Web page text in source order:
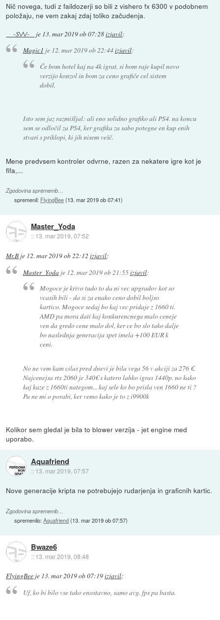
Nič novega, tudi z faildozerji so bili z vishero fx 6300 v podobnem
položaju, ne vem zakaj zdaj toliko začudenja.
-S\/\/- je 13. mar 2019 ob 07:28izjavil:
Magic1 je 12. mar 2019 ob 22:44izjavil:
Če bom hotel kaj na 4k igrat, si bom raje kupil novo
verzijo konzol in bom za ceno grafiče cel sistem
dobil.
Isto sem jaz razmišljal: ali eno solidno grafiko ali PS4. na koncu
sem se odločil za PS4, ker grafika za sabo potegne en kup enih
stvari s priklopi, ki jih nisem vešč.
Mene predvsem kontroler odvrne, razen za nekatere igre kot je
fifa,...
Zgodovina sprememb…
spremenil: FlyingBee(13. mar 2019 ob 07:41)
Master_Yoda
:: 13. mar 2019, 07:52
Mr.B je 12. mar 2019 ob 22:12 izjavil:
Master_Yodaje 12. mar 2019 ob 21:55izjavil:
Mogoce je krivo tudo to da ni vec upgradov kot so
vcasih bili - da si za enako ceno dobil boljso
kartico. Mogoce sedaj bo kaj vec pridaje z 1660 ti.
AMD pa mora dati kaj konkurencnega malo ceneje
ven da gredo cene malo dol, ker ce bo slo tako dalje
bo naslednja generacija spet imela +100 EUR k
ceni.
No ne vem kam cilas pred dnevi je bila vega 56 v akciji za 276 €.
Najcenejsa rtx 2060 je 340€ s katero lahko igras 1440p. no kako
kaj kaze z 1660ti nategom... kaj sele ko bo prisla ven 1660 ne ti ?
Pa ne mi o porabi, ker vemo kako je to z i9900k
Kolikor sem gledal je bila to blower verzija - jet engine med
uporabo.
Aquafriend
:: 13. mar 2019, 07:57
Nove generacije kripta ne potrebujejo rudarjenja in graficnih kartic.
Zgodovina sprememb…
spremenilo:Aquafriend(13. mar 2019 ob 07:57)
Bwaze6
:: 13. mar 2019, 08:48
FlyingBee je 13. mar 2019 ob 07:19izjavil:
Uf, ko bi bilo vse tako enostavno, samo avg. fps pa basta.